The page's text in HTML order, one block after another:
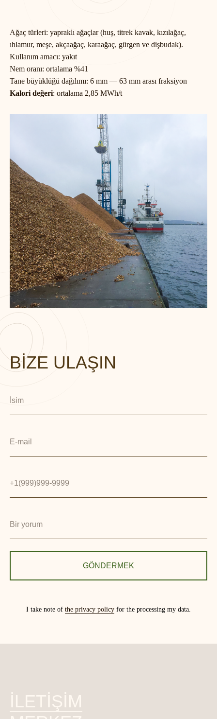
Ağaç türleri: yapraklı ağaçlar (huş, titrek kavak, kızılağaç,
ıhlamur, meşe, akçaağaç, karaağaç, gürgen ve dişbudak).
Kullanım amacı: yakıt
Nem oranı: ortalama %41
Tane büyüklüğü dağılımı: 6 mm — 63 mm arası fraksiyon
Kalori değeri: ortalama 2,85 MWh/t
BİZE ULAŞIN
GÖNDERMEK
I take note of the privacy policy for the processing my data.
İLETİŞİM